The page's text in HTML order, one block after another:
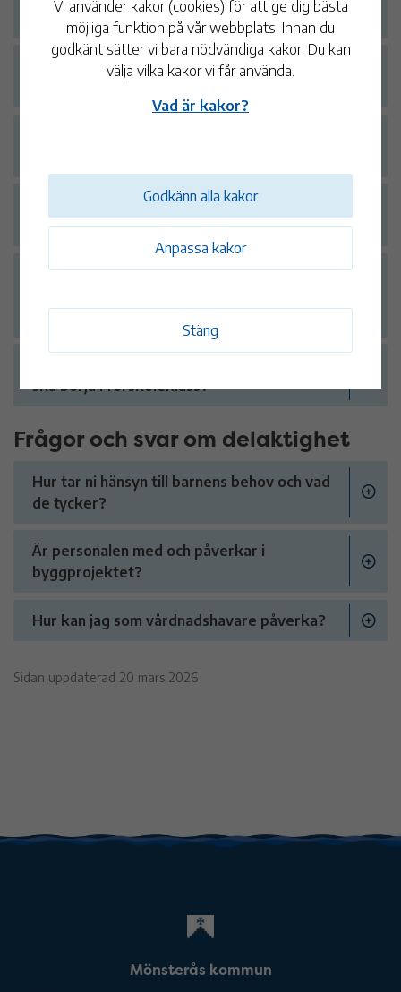
f.d. förskolan Eken/Älgerumsskolan?
Kommer mitt barn att ha kvar samma lärare
Kommer det finnas skolsköterska och
elevhälsa vid de tillfälliga lokalerna?
Kommer ni att ändra fritids öppettider för
ska börja i förskoleklass?
Frågor och svar om delaktighet
Hur tar ni hänsyn till barnens behov och vad
de tycker?
Är personalen med och påverkar i
byggprojektet?
Hur kan jag som vårdnadshavare påverka?
Sidan uppdaterad 20 mars 2026
Mönsterås kommun
Vi använder kakor (cookies) för att ge dig bästa
möjliga funktion på vår webbplats. Innan du
godkänt sätter vi bara nödvändiga kakor. Du kan
välja vilka kakor vi får använda.
Vad är kakor?
Anpassa kakor
Stäng
Godkänn alla kakor